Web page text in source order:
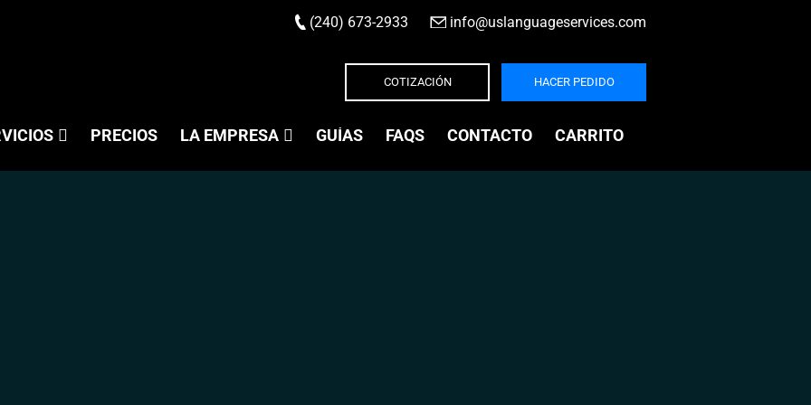
(240) 673-2933 info@uslanguageservices.com
COTIZACIÓN HACER PEDIDO
PRECIOS LA EMPRESA GUÍAS FAQS CONTACTO CARRITO